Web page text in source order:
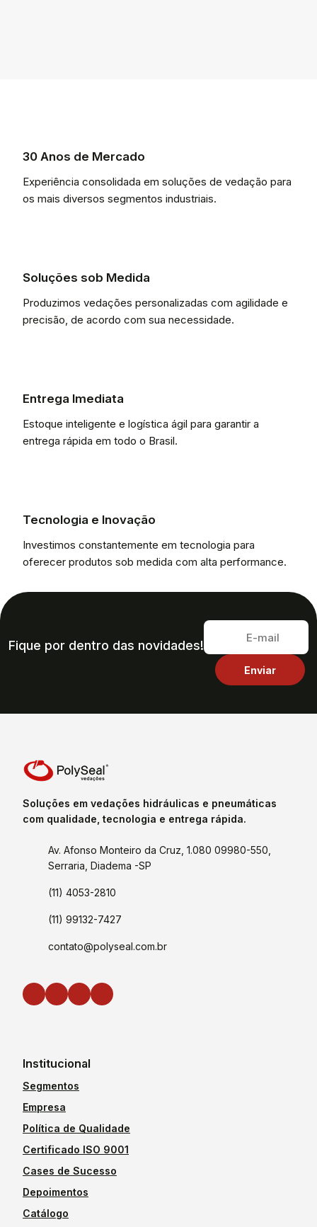
30 Anos de Mercado
Experiência consolidada em soluções de vedação para
os mais diversos segmentos industriais.
Soluções sob Medida
Produzimos vedações personalizadas com agilidade e
precisão, de acordo com sua necessidade.
Entrega Imediata
Estoque inteligente e logística ágil para garantir a
entrega rápida em todo o Brasil.
Tecnologia e Inovação
Investimos constantemente em tecnologia para
oferecer produtos sob medida com alta performance.
Fique por dentro das novidades!
Soluções em vedações hidráulicas e pneumáticas
com qualidade, tecnologia e entrega rápida.
Av. Afonso Monteiro da Cruz, 1.080 09980-550,
Serraria, Diadema -SP
(11) 4053-2810
(11) 99132-7427
contato@polyseal.com.br
Institucional
Segmentos
Empresa
Política de Qualidade
Certificado ISO 9001
Cases de Sucesso
Depoimentos
Catálogo